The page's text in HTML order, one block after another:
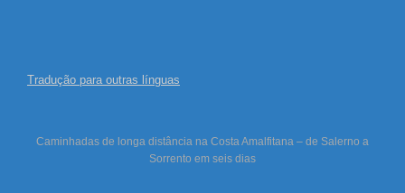
Tradução para outras línguas
Caminhadas de longa distância na Costa Amalfitana – de Salerno a
Sorrento em seis dias